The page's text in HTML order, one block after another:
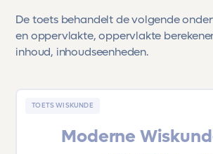
De toets behandelt de volgende
en oppervlakte, oppervlakte
inhoud, inhoudseenheden.
TOETS WISKUNDE
Moderne